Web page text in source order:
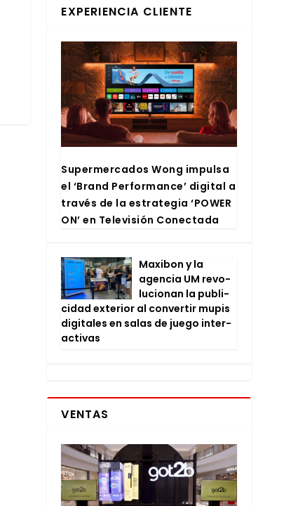
EXPERIENCIA CLIENTE
Super­mer­ca­dos Wong impul­sa
el ‘Brand Per­for­man­ce’ digi­tal a
tra­vés de la estra­te­gia ‘POWER
ON’ en Tele­vi­sión Conec­ta­da
Maxi­bon y la
agen­cia UM revo­
lu­cio­nan la publi­
ci­dad exte­rior al con­ver­tir mupis
digi­ta­les en salas de jue­go inter­
ac­ti­vas
VENTAS